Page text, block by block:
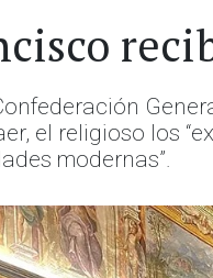
el religioso los
modernas”.